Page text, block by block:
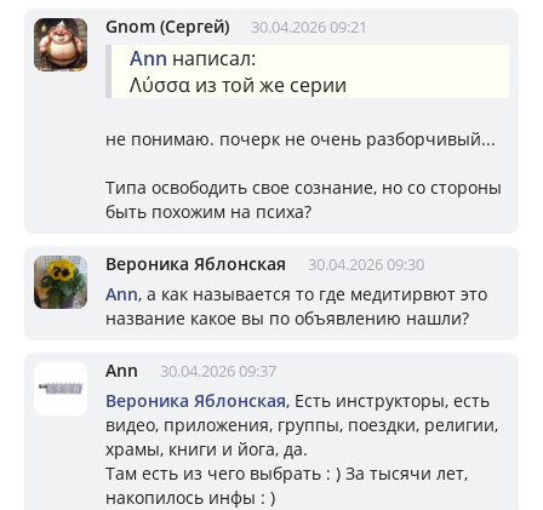
Gnom (Сергей) 30.04.2026 09:21
Ann написал:
Λύσσα из той же серии
не понимаю. почерк не очень разборчивый...
Типа освободить свое сознание, но со стороны
быть похожим на психа?
Вероника Яблонская 30.04.2026 09:30
Ann, а как называется то где медитирвют это
название какое вы по объявлению нашли?
Ann 30.04.2026 09:37
Вероника Яблонская, Есть инструкторы, есть
видео, приложения, группы, поездки, религии,
храмы, книги и йога, да.
Там есть из чего выбрать : ) За тысячи лет,
накопилось инфы : )